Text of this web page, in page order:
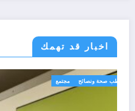
اخبار قد تهمك
رياضة طب صحة ونصائح مجتمع